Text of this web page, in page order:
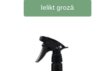
Ielikt grozā